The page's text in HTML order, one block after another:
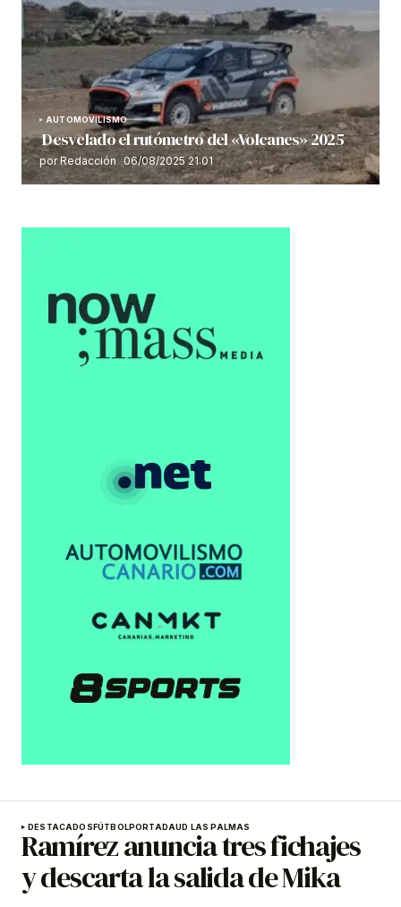
AUTOMOVILISMO
Desvelado el rutómetro del «Volcanes» 2025
por Redacción 06/08/2025 21:01
DESTACADOSFÚTBOLPORTADAUD LAS PALMAS
Ramírez anuncia tres fichajes
y descarta la salida de Mika